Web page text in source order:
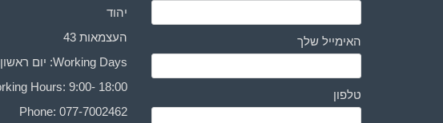
יהוד
העצמאות 43
Working Days: יום ראשון - עד יום חמישי
Hours: 9:00- 18:00
Phone: 077-7002462
האימייל שלך
טלפון